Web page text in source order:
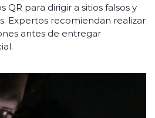
QR para dirigir a sitios falsos y
Expertos recomiendan realizar
antes de entregar